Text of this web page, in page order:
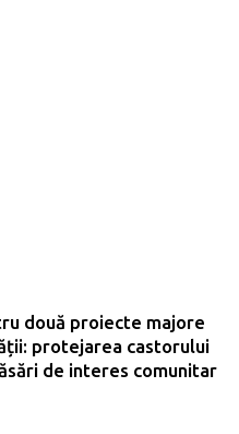
două proiecte majore
protejarea castorului
de interes comunitar